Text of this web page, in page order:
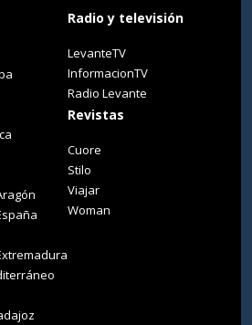
Radio y televisión
LevanteTV
InformacionTV
Radio Levante
Revistas
Cuore
Stilo
Viajar
Woman